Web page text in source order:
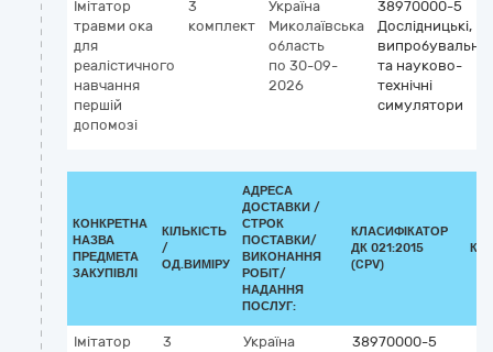
Імітатор
травми ока
для
реалістичного
навчання
першій
допомозі
3
комплект
Україна
Миколаївська
область
по 30-09-
2026
38970000-5
Дослідницькі,
випробувальні
та науково-
технічні
симулятори
КОНКРЕТНА
НАЗВА
ПРЕДМЕТА
ЗАКУПІВЛІ
КІЛЬКІСТЬ
/
ОД.ВИМІРУ
АДРЕСА
ДОСТАВКИ /
СТРОК
ПОСТАВКИ/
ВИКОНАННЯ
РОБІТ/
НАДАННЯ
ПОСЛУГ:
КЛАСИФІКАТОР
ДК 021:2015
(CPV)
Імітатор
3
Україна
38970000-5